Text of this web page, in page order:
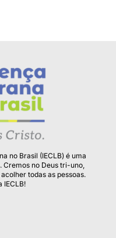
no Brasil (IECLB) é uma
Cremos no Deus tri-uno,
todas as pessoas.
IECLB!